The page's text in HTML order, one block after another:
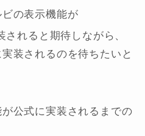
の表示機能が
されると期待しながら、
装されるのを待ちたいと
公式に実装されるまでの